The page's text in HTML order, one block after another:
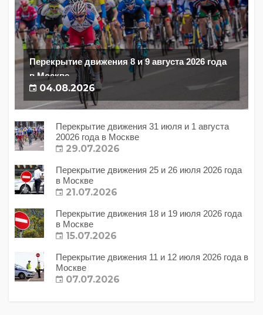
Перекрытие движения 8 и 9 августа 2026 года
в Москве
04.08.2026
Перекрытие движения 31 июля и 1 августа
20026 года в Москве
29.07.2026
Перекрытие движения 25 и 26 июля 2026 года
в Москве
21.07.2026
Перекрытие движения 18 и 19 июля 2026 года
в Москве
15.07.2026
Перекрытие движения 11 и 12 июля 2026 года в
Москве
07.07.2026